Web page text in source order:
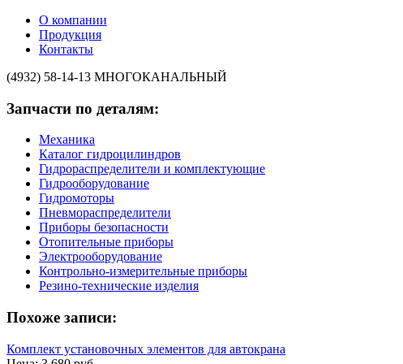
О компании
Продукция
Контакты
(4932) 58-14-13 МНОГОКАНАЛЬНЫЙ
Запчасти по деталям:
Механика
Каталог гидроцилиндров
Гидрораспределители и комплектующие
Гидрооборудование
Гидромоторы
Пневмораспределители
Приборы безопасности
Отопительные приборы
Электрооборудование
Контрольно-измерительные приборы
Резино-технические изделия
Похоже записи:
Комплект установочных элементов для автокрана